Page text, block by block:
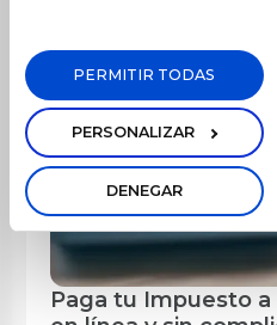
PERMITIR TODAS
PERSONALIZAR
DENEGAR
Digitalización
Paga tu Impuesto a